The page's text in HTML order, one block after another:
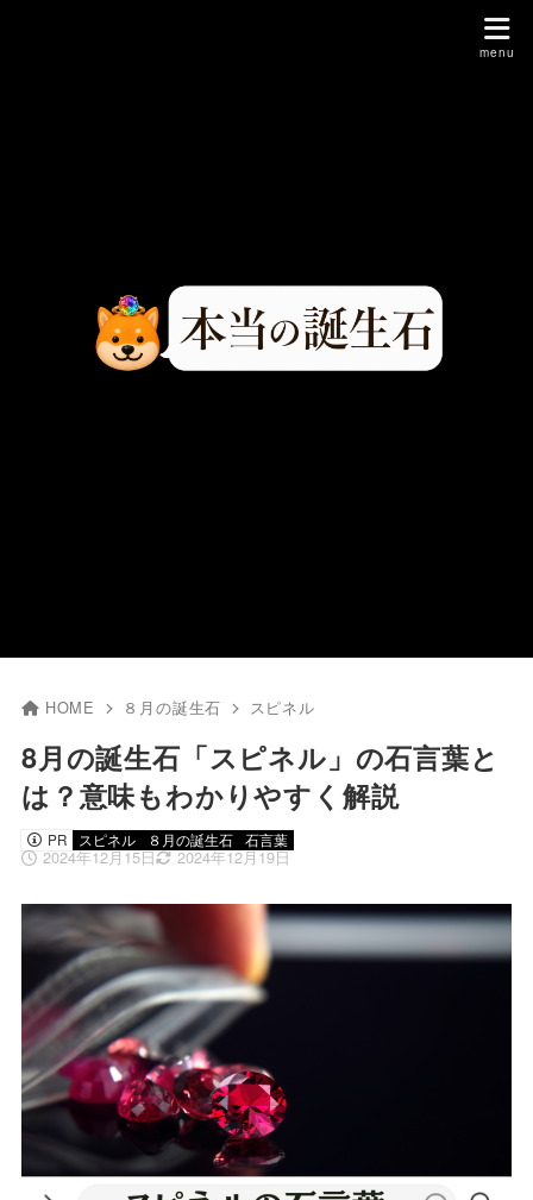
HOME ８月の誕生石 スピネル
8月の誕生石「スピネル」の石言葉と
は？意味もわかりやすく解説
PR
2024年12月15日 2024年12月19日
スピネル ８月の誕生石 石言葉